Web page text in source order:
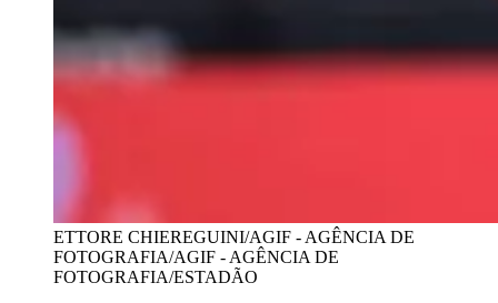
ETTORE CHIEREGUINI/AGIF - AGÊNCIA DE
FOTOGRAFIA/AGIF - AGÊNCIA DE
FOTOGRAFIA/ESTADÃO